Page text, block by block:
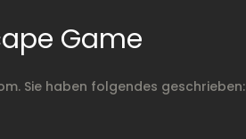
Game
Sie haben folgendes geschrieben: